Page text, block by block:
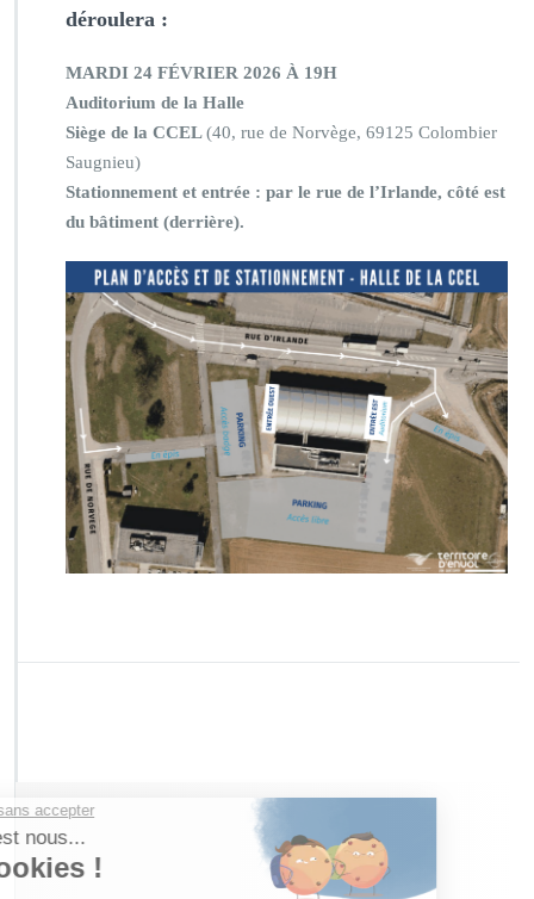
déroulera :
MARDI 24 FÉVRIER 2026 À 19H
Auditorium de la Halle
Siège de la CCEL(40, rue de Norvège, 69125 Colombier
Saugnieu)
Stationnement et entrée : par le rue de l’Irlande, côté est
du bâtiment (derrière).